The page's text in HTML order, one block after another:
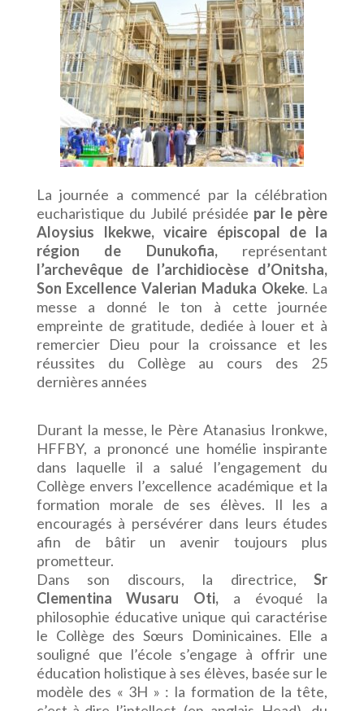
La journée a commencé par la célébration
eucharistique du Jubilé présidée par le père
Aloysius Ikekwe, vicaire épiscopal de la
région de Dunukofia,représentant
l’archevêque de l’archidiocèse d’Onitsha,
Son Excellence Valerian Maduka Okeke. La
messe a donné le ton à cette journée
empreinte de gratitude, dediée à louer et à
remercier Dieu pour la croissance et les
réussites du Collège au cours des 25
dernières années
Durant la messe, le Père Atanasius Ironkwe,
HFFBY, a prononcé une homélie inspirante
dans laquelle il a salué l’engagement du
Collège envers l’excellence académique et la
formation morale de ses élèves. Il les a
encouragés à persévérer dans leurs études
afin de bâtir un avenir toujours plus
prometteur.
Dans son discours, la directrice,Sr
Clementina Wusaru Oti, a évoqué la
philosophie éducative unique qui caractérise
le Collège des Sœurs Dominicaines. Elle a
souligné que l’école s’engage à offrir une
éducation holistique à ses élèves, basée sur le
modèle des « 3H » : la formation de la tête,